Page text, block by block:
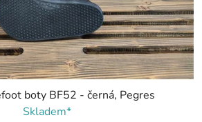
boty BF52 - černá, Pegres
Skladem*